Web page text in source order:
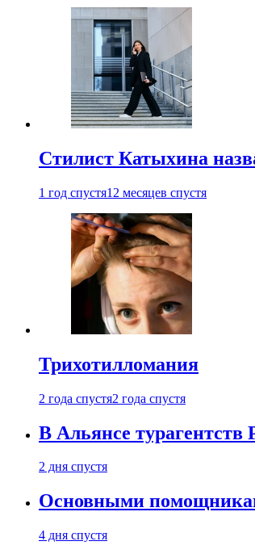
Стилист Катыхина
1 год спустя12 месяцев спустя
Трихотилломания
2 года спустя2 года спустя
В Альянсе турагентств
2 дня спустя
Основными
4 дня спустя